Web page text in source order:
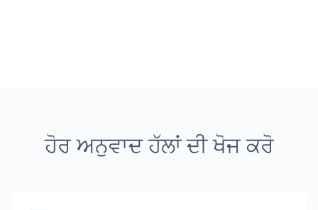
ਹੋਰ ਅਨੁਵਾਦ ਹੱਲਾਂ ਦੀ ਖੋਜ ਕਰੋ